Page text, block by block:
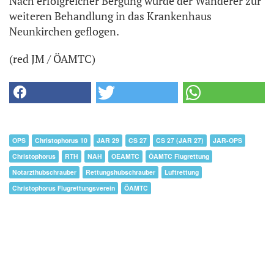
weiteren Behandlung in das Krankenhaus
Neunkirchen geflogen.
(red JM / ÖAMTC)
OPS Christophorus 10 JAR 29 CS 27 CS 27 (JAR 27)
JAR-OPS
Christophorus
RTH NAH OEAMTC
ÖAMTC Flugrettung
Notarzthubschrauber
Rettungshubschrauber
Luftrettung
Christophorus Flugrettungsverein
ÖAMTC